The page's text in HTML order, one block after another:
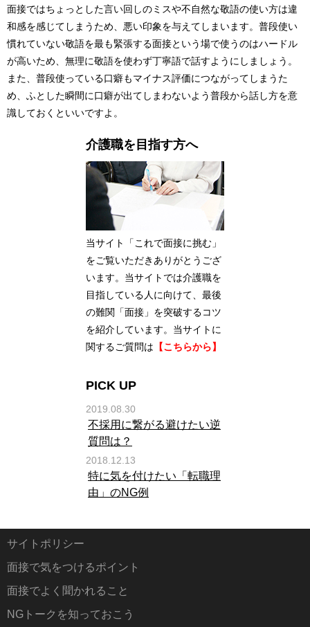
面接ではちょっとした言い回しのミスや不自然な敬語の使い方は違
和感を感じてしまうため、悪い印象を与えてしまいます。普段使い
慣れていない敬語を最も緊張する面接という場で使うのはハードル
が高いため、無理に敬語を使わず丁寧語で話すようにしましょう。
また、普段使っている口癖もマイナス評価につながってしまうた
め、ふとした瞬間に口癖が出てしまわないよう普段から話し方を意
識しておくといいですよ。
介護職を目指す方へ
当サイト「これで面接に挑む」
をご覧いただきありがとうござ
います。当サイトでは介護職を
目指している人に向けて、最後
の難関「面接」を突破するコツ
を紹介しています。当サイトに
関するご質問は 【こちらから】
PICK UP
2019.08.30
不採用に繋がる避けたい逆
質問は？
2018.12.13
特に気を付けたい「転職理
由」のNG例
サイトポリシー
面接で気をつけるポイント
面接でよく聞かれること
NGトークを知っておこう